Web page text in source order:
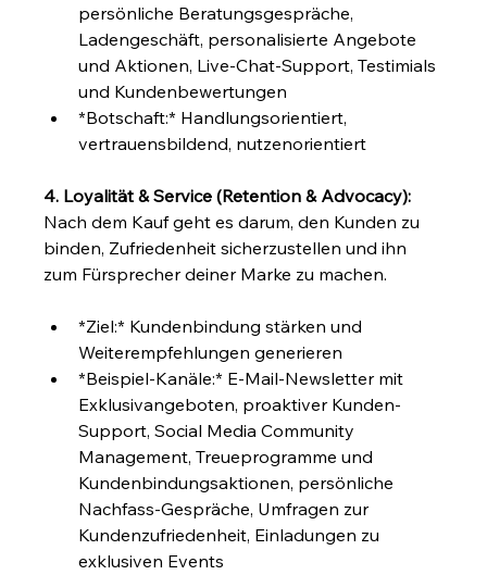
persönliche Beratungsgespräche,
Ladengeschäft, personalisierte Angebote
und Aktionen, Live-Chat-Support, Testimials
und Kundenbewertungen
*Botschaft:* Handlungsorientiert,
vertrauensbildend, nutzenorientiert
4. Loyalität & Service (Retention & Advocacy):
Nach dem Kauf geht es darum, den Kunden zu
binden, Zufriedenheit sicherzustellen und ihn
zum Fürsprecher deiner Marke zu machen.
*Ziel:* Kundenbindung stärken und
Weiterempfehlungen generieren
*Beispiel-Kanäle:* E-Mail-Newsletter mit
Exklusivangeboten, proaktiver Kunden-
Support, Social Media Community
Management, Treueprogramme und
Kundenbindungsaktionen, persönliche
Nachfass-Gespräche, Umfragen zur
Kundenzufriedenheit, Einladungen zu
exklusiven Events